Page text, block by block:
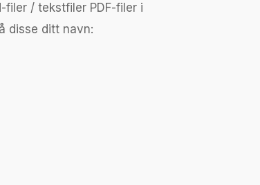
filer / tekstfiler PDF-filer i
disse ditt navn: